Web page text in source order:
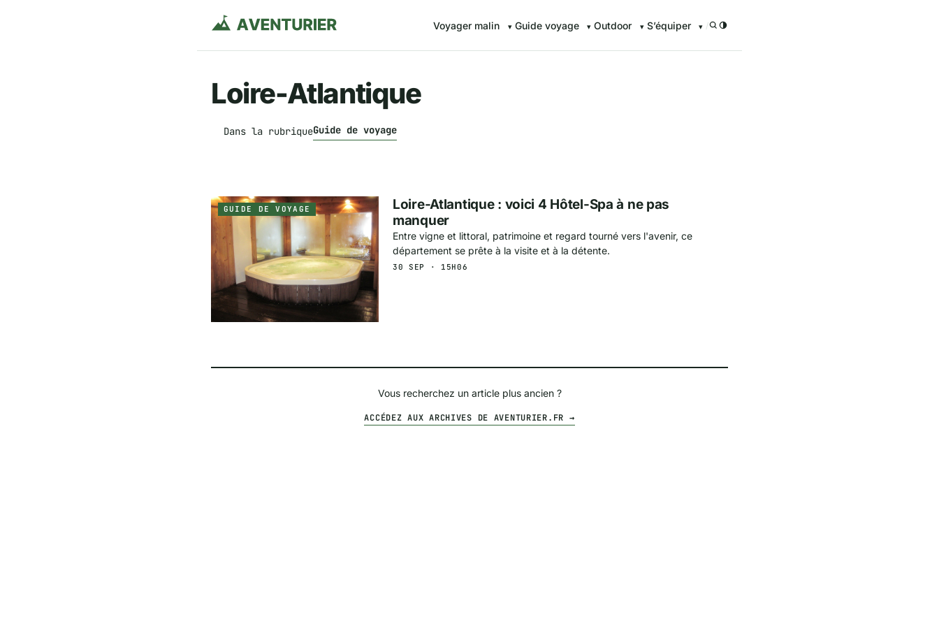
Voyager malin Guide voyage Outdoor S’équiper /
Loire-Atlantique
Dans la rubriqueGuide de voyage
GUIDE DE VOYAGE
Loire-Atlantique : voici 4 Hôtel-Spa à ne pas
manquer
Entre vigne et littoral, patrimoine et regard tourné vers l'avenir, ce
département se prête à la visite et à la détente.
30 SEP · 15H06
Vous recherchez un article plus ancien ?
ACCÉDEZ AUX ARCHIVES DE AVENTURIER.FR →